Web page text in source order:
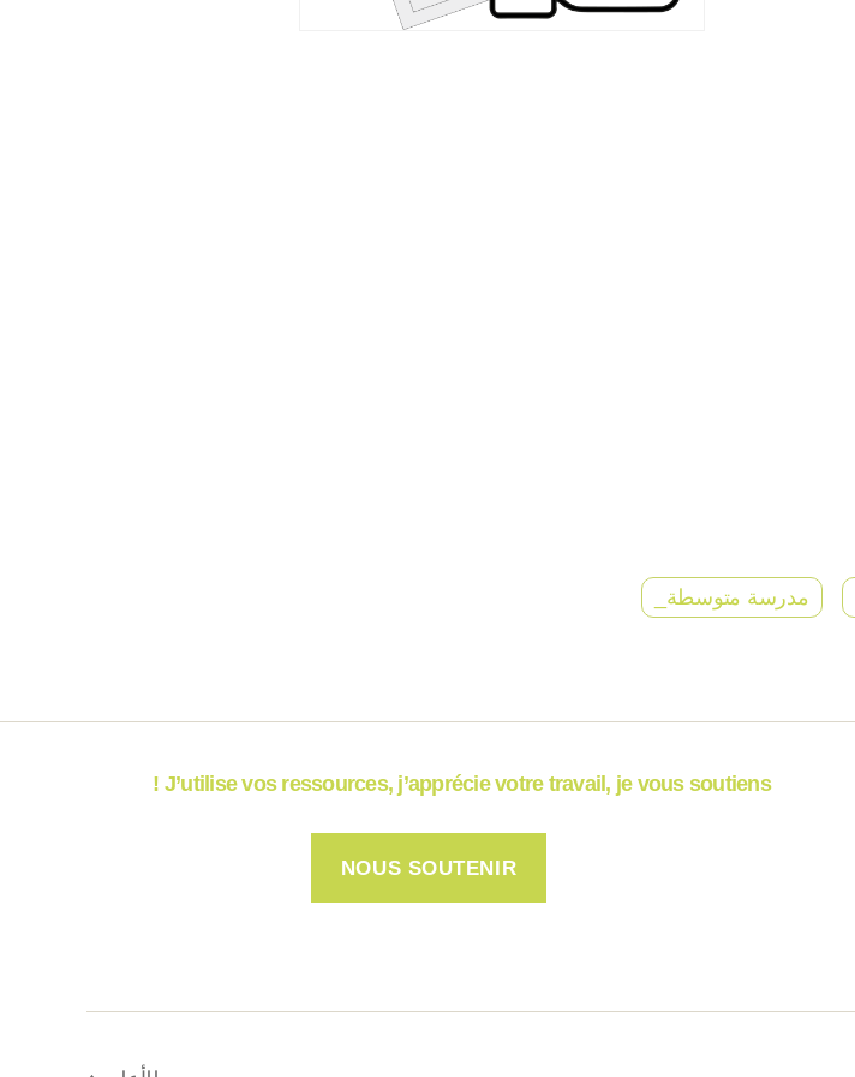
مدرسة متوسطة_
J’utilise vos ressources, j’apprécie votre travail, je vous soutiens !
NOUS SOUTENIR